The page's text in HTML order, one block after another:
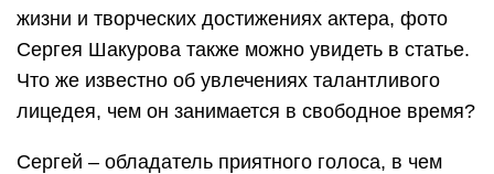
жизни и творческих достижениях актера, фото
Сергея Шакурова также можно увидеть в статье.
Что же известно об увлечениях талантливого
лицедея, чем он занимается в свободное время?
Сергей – обладатель приятного голоса, в чем